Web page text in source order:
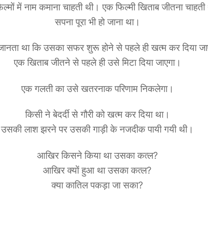
में नाम कमाना चाहती थी। एक फिल्मी खिताब जीतना
सपना पूरा भी हो जाना था।
था कि उसका सफर शुरू होने से पहले ही खत्म कर दिया
एक खिताब जीतने से पहले ही उसे मिटा दिया जाएगा।
एक गलती का उसे खतरनाक परिणाम निकलेगा।
किसी ने बेदर्दी से गौरी को खत्म कर दिया था।
उसकी लाश झरने पर उसकी गाड़ी के नजदीक पायी गयी थी।
आखिर किसने किया था उसका कत्ल?
आखिर क्यों हुआ था उसका कत्ल?
क्या कातिल पकड़ा जा सका?